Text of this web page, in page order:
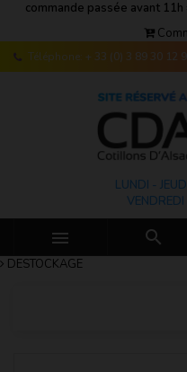
commande passée avant
Téléphone: + 33 (0) 3 89 30 12
LUNDI -
 
DESTOCKAGE